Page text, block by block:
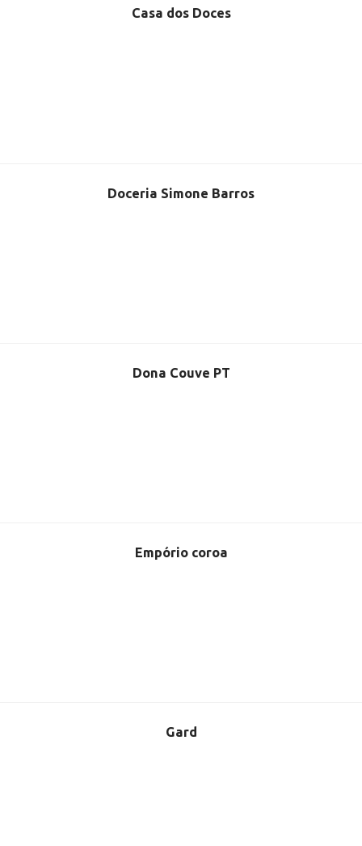
Casa dos Doces
Doceria Simone Barros
Dona Couve PT
Empório coroa
Gard